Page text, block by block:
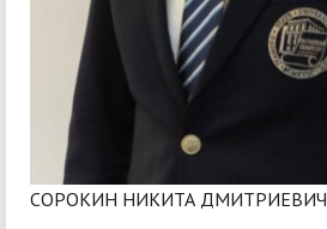
СОРОКИН НИКИТА ДМИТРИЕВИЧ